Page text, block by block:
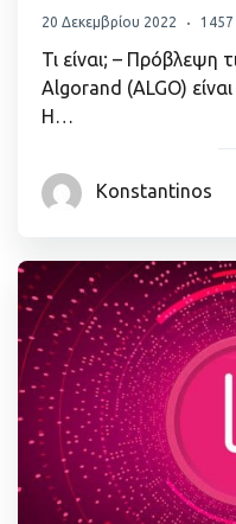
20 Δεκεμβρίου 2022 1457
Τι είναι; – Πρόβλεψη
Algorand (ALGO)
Η…
Konstantinos